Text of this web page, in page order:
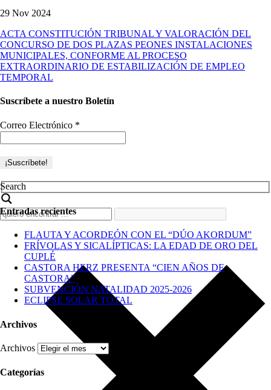
29 Nov 2024
ACTA CONSTITUCIÓN TRIBUNAL Y VALORACIÓN DEL
CONCURSO DE DOS PLAZAS PEONES INSTALACIONES
MUNICIPALES, CONFORME AL PROCESO
EXTRAORDINARIO DE ESTABILIZACIÓN DE EMPLEO
TEMPORAL
Suscríbete a nuestro Boletín
Correo Electrónico *
Search
Entradas recientes
FLAUTA Y ACORDEÓN CON EL “DÚO AKORDUM”
FRÍVOLAS Y SICALÍPTICAS: LA EDAD DE ORO DEL
CUPLÉ
CASTORA HERZ PRESENTA “CIEN AÑOS DE
CASTORA”
SUBVENCIÓN NATALIDAD 2025-2026
ECLIPSE SOLAR TOTAL
Archivos
Archivos
Categorías